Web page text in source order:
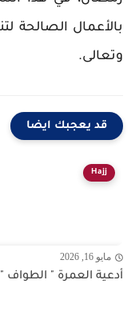
بالأعمال الصالحة
وتعالى.
قد يعجبك ايضا
Hajj
مايو 16, 2026
أدعية العمرة " الطواف "